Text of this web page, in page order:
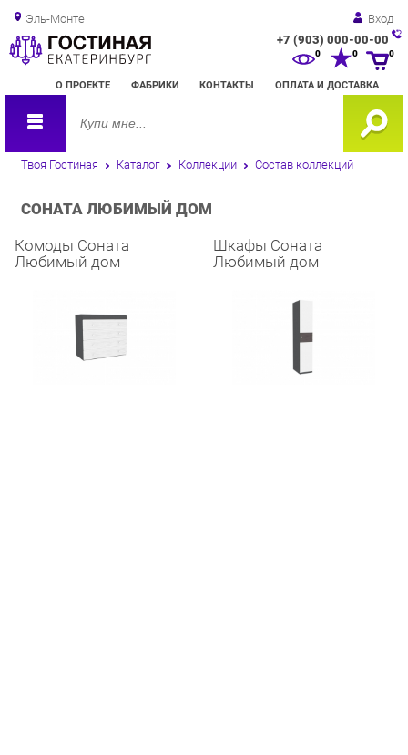
Эль-Монте Вход
+7 (903) 000-00-00
О ПРОЕКТЕ ФАБРИКИ КОНТАКТЫ ОПЛАТА И ДОСТАВКА
0 0
Твоя Гостиная Каталог Коллекции Состав коллекций
СОНАТА ЛЮБИМЫЙ ДОМ
Комоды Соната
Любимый дом
Шкафы Соната
Любимый дом